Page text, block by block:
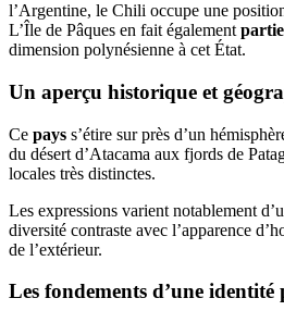
l’Argentine, le Chili occupe une
L’Île de Pâques en fait également partie
dimension polynésienne à cet État.
Un aperçu historique et
Ce pays s’étire sur près d’un
du désert d’Atacama aux fjords de
locales très distinctes.
Les expressions varient notablement
diversité contraste avec l’apparence
de l’extérieur.
Les fondements d’une identité